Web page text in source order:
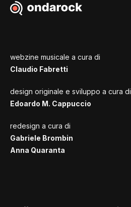
webzine musicale a cura di
Claudio Fabretti
design originale e sviluppo a cura di
Edoardo M. Cappuccio
redesign a cura di
Gabriele Brombin
Anna Quaranta